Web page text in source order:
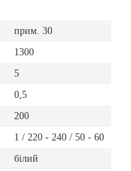
прим. 30
1300
5
0,5
200
1 / 220 - 240 / 50 - 60
білий